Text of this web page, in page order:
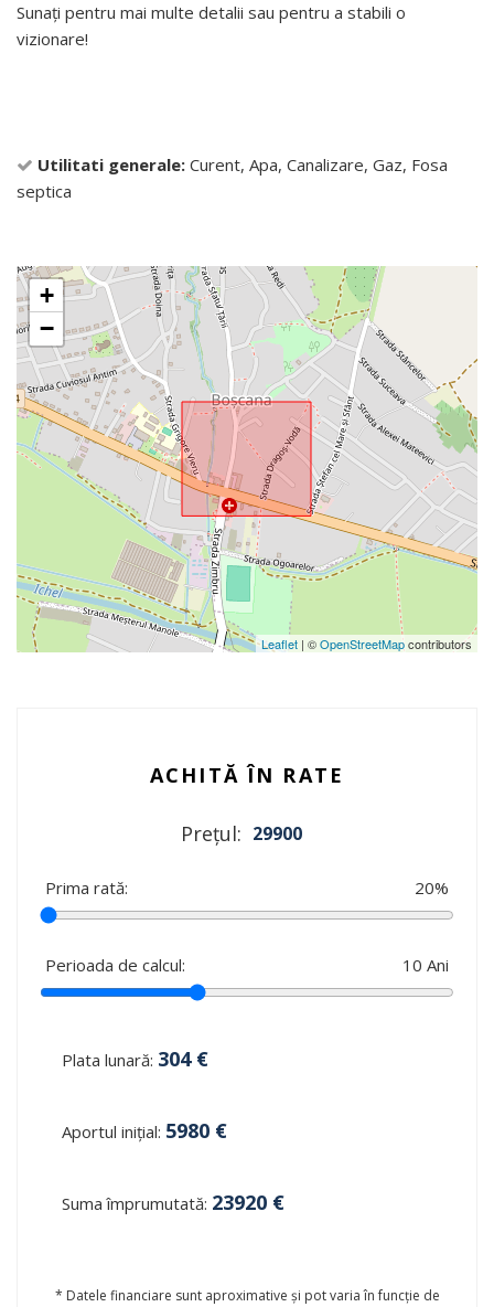
Sunați pentru mai multe detalii sau pentru a stabili o
vizionare!
Utilitati generale: Curent, Apa, Canalizare, Gaz, Fosa
septica
+
−
Leaflet | ©OpenStreetMapcontributors
ACHITĂ ÎN RATE
Prețul: 29900
Prima rată: 20%
Perioada de calcul: 10 Ani
Plata lunară: 304€
Aportul inițial: 5980 €
Suma împrumutată: 23920 €
* Datele financiare sunt aproximative și pot varia în funcție de